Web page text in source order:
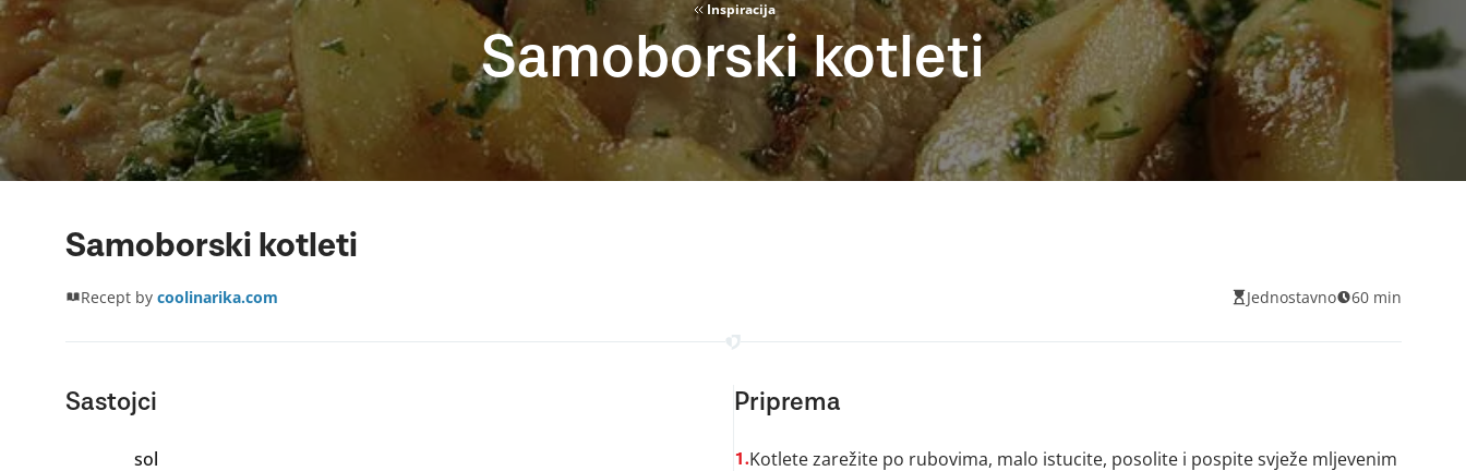
Inspiracija
Samoborski kotleti
Samoborski kotleti
Recept by coolinarika.com Jednostavno 60 min
Sastojci
sol
Priprema
1.Kotlete zarežite po rubovima, malo istucite, posolite i pospite svježe mljevenim